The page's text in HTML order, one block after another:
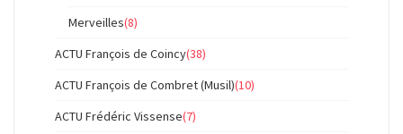
Merveilles(8)
ACTU François de Coincy(38)
ACTU François de Combret (Musil)(10)
ACTU Frédéric Vissense(7)